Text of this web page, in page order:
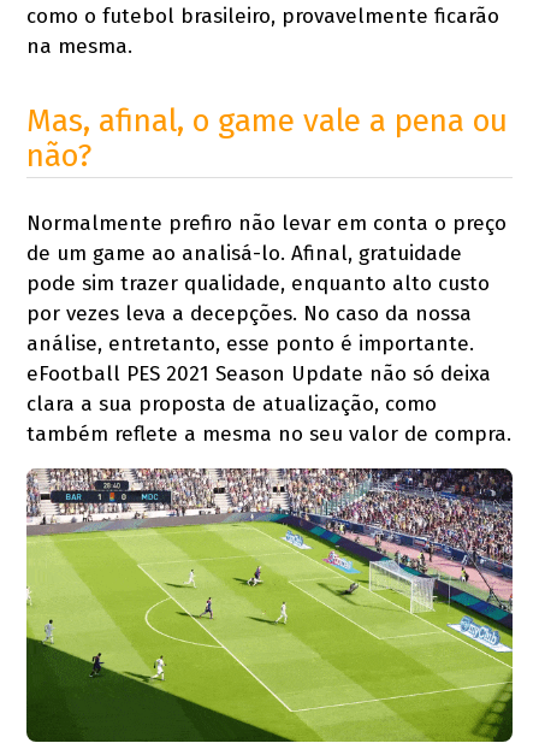
como o futebol brasileiro, provavelmente ficarão
na mesma.
Mas, afinal, o game vale a pena ou
não?
Normalmente prefiro não levar em conta o preço
de um game ao analisá-lo. Afinal, gratuidade
pode sim trazer qualidade, enquanto alto custo
por vezes leva a decepções. No caso da nossa
análise, entretanto, esse ponto é importante.
eFootball PES 2021 Season Update não só deixa
clara a sua proposta de atualização, como
também reflete a mesma no seu valor de compra.